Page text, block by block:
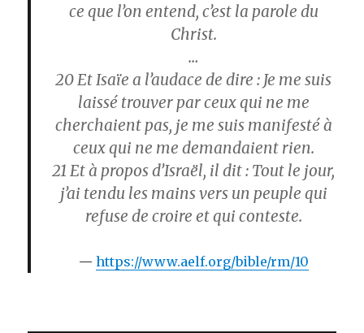
ce que l’on entend, c’est la parole du
Christ.
…
20Et Isaïe a l’audace de dire : Je me suis
laissé trouver par ceux qui ne me
cherchaient pas, je me suis manifesté à
ceux qui ne me demandaient rien.
21 Et à propos d’Israël, il dit : Tout le jour,
j’ai tendu les mains vers un peuple qui
refuse de croire et qui conteste.
https://www.aelf.org/bible/rm/10